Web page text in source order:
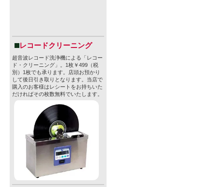
レコードクリーニング
超音波レコード洗浄機による「レコー
ド・クリーニング」。1枚￥499（税
別）1枚でも承ります。店頭お預かり
して後日引き取りとなります。当店で
購入のお客様はレシートをお持ちいた
だければその枚数無料でいたします。